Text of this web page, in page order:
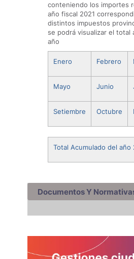
conteniendo los importes
año fiscal 2021
distintos impuestos
se podrá visualizar el total
año
Enero Febrero
Mayo Junio
Setiembre Octubre
Total Acumulado del año
Documentos Y